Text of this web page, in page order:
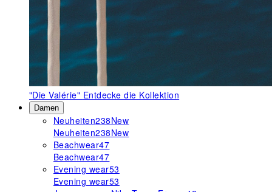
"Die Valérie" Entdecke die Kollektion
Damen
Neuheiten238New
Neuheiten238New
Beachwear47
Beachwear47
Evening wear53
Evening wear53